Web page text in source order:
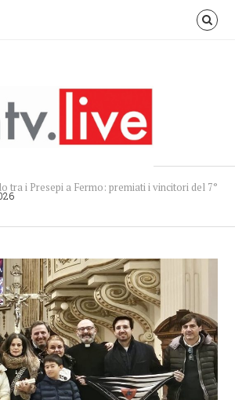
tra i Presepi a Fermo: premiati i vincitori del 7°